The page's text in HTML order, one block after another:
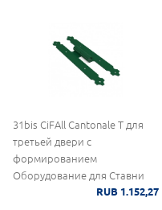
31bis CiFAll Cantonale Т для
третьей двери с
формированием
Оборудование для Ставни
RUB 1.152,27